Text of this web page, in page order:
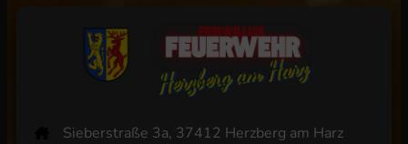
Sieberstraße 3a, 37412 Herzberg am Harz